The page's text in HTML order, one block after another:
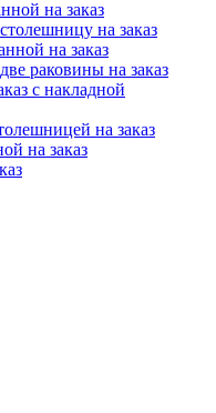
на заказ
на заказ
на заказ
раковины на заказ
с накладной
на заказ
на заказ